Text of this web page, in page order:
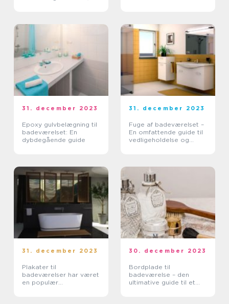
31. december 2023
Epoxy gulvbelægning til
badeværelset: En
dybdegående guide
31. december 2023
Fuge af badeværelset –
En omfattende guide til
vedligeholdelse og
31. december 2023
Plakater til
badeværelser har været
en populær
30. december 2023
Bordplade til
badeværelse – den
ultimative guide til et